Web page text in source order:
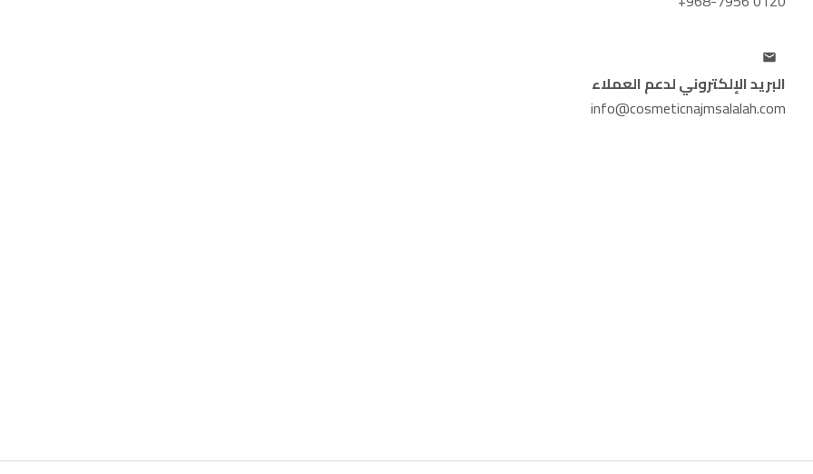
البريد الإلكتروني لدعم العملاء
info@cosmeticnajmsalalah.com